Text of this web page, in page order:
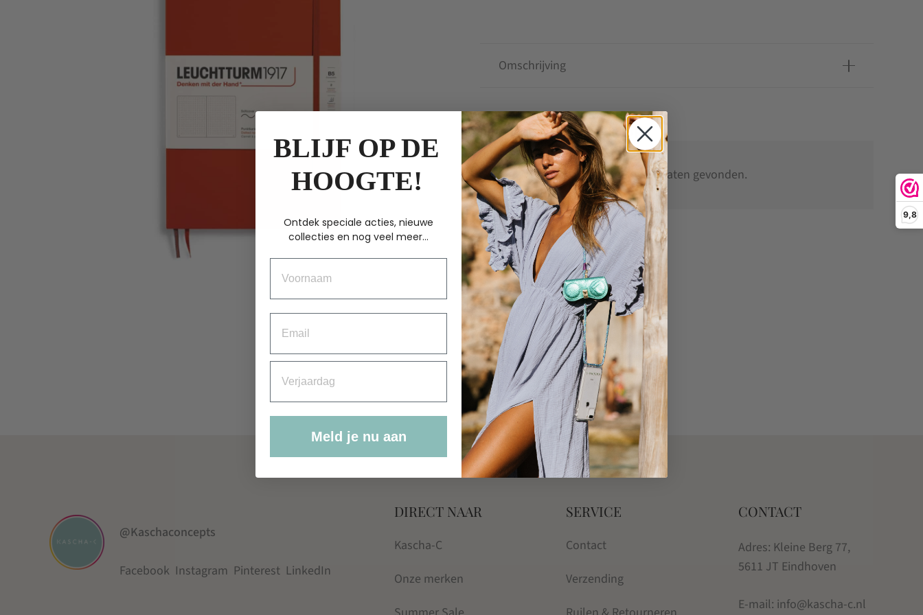
9,8
aantalOmschrijving
ANDERE KOCHTEN OOK
Geen resultaten gevonden.
@Kaschaconcepts
Facebook Instagram Pinterest LinkedIn
DIRECT NAAR
Kascha-C
Onze merken
SERVICE
Contact
Verzending
CONTACT
Adres: Kleine Berg 77,
5611 JT Eindhoven
E-mail: info@kascha-c.nl
BLIJF OP DE
HOOGTE!
Ontdek speciale acties, nieuwe
collecties en nog veel meer...
Meld je nu aan